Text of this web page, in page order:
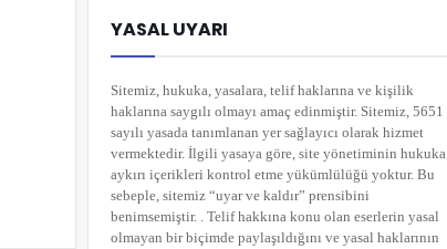
YASAL UYARI
Sitemiz, hukuka, yasalara, telif haklarına ve kişilik
haklarına saygılı olmayı amaç edinmiştir. Sitemiz, 5651
sayılı yasada tanımlanan yer sağlayıcı olarak hizmet
vermektedir. İlgili yasaya göre, site yönetiminin hukuka
aykırı içerikleri kontrol etme yükümlülüğü yoktur. Bu
sebeple, sitemiz “uyar ve kaldır” prensibini
benimsemiştir. . Telif hakkına konu olan eserlerin yasal
olmayan bir biçimde paylaşıldığını ve yasal haklarının